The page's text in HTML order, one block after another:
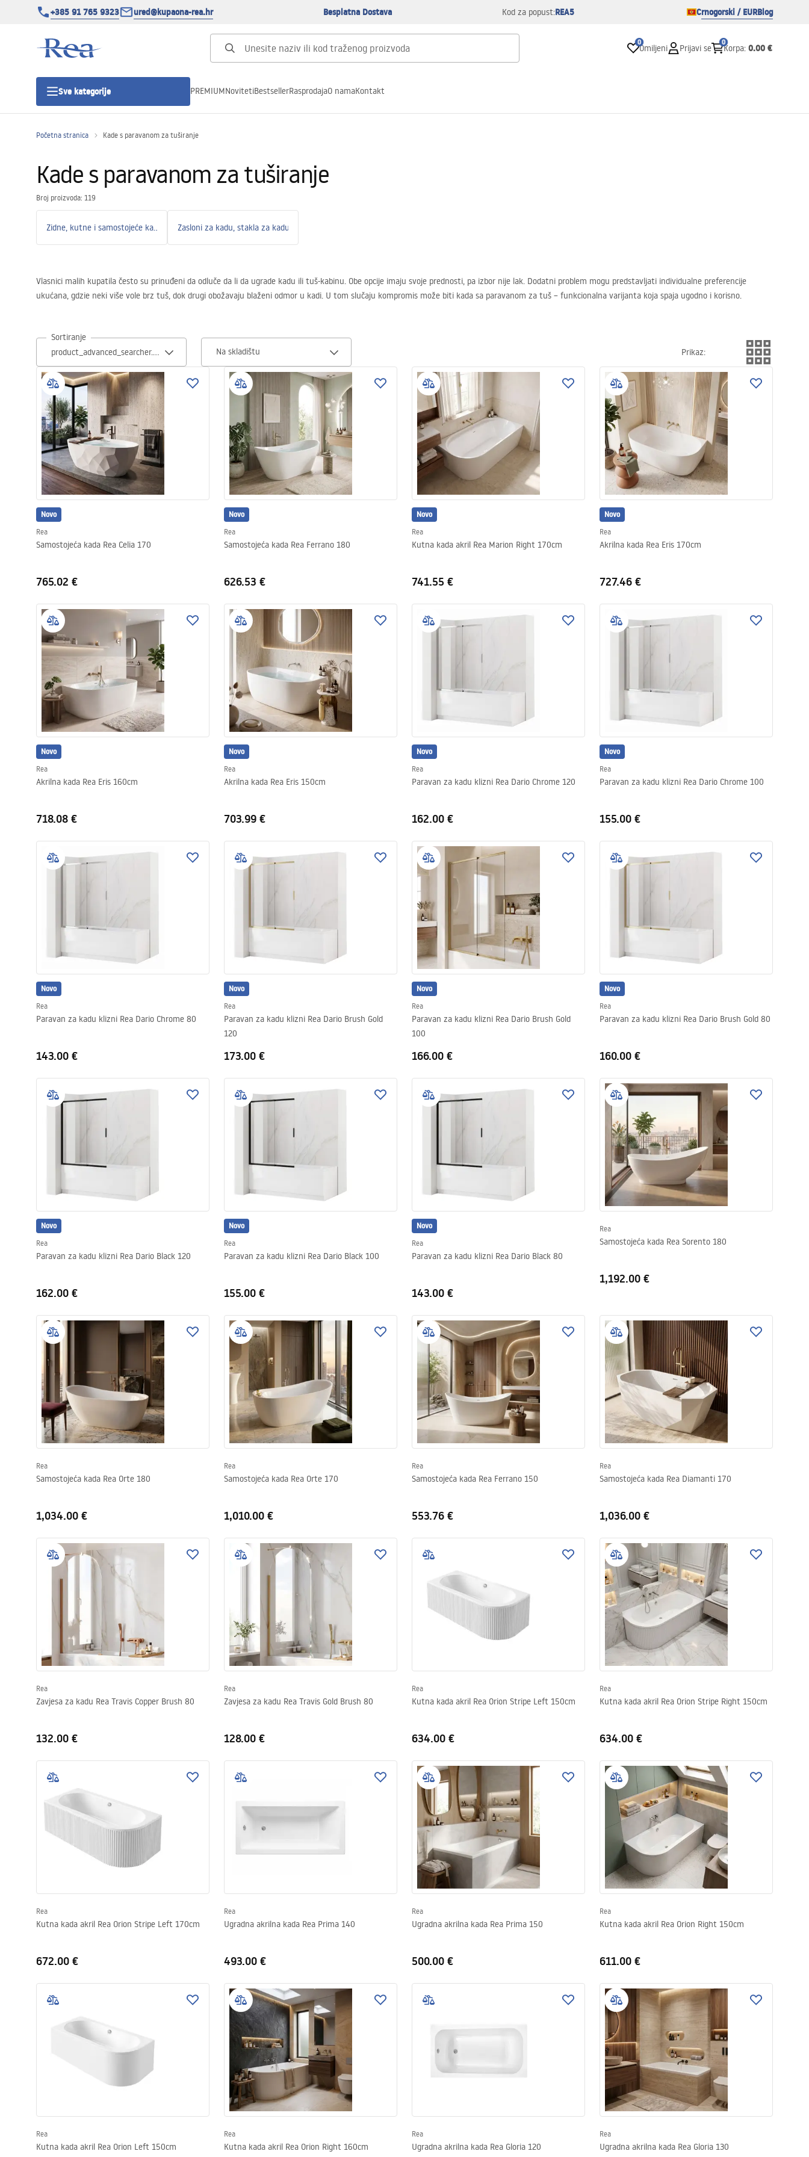
+385 91 765 9323 ured@kupaona-rea.hr Besplatna Dostava Kod za popust:REA5 Crnogorski / EURBlog
0
Omiljeni Prijavi se
0
Korpa: 0.00 €
Sve kategorije
Tuš vrata
Zahodi, toaleti
Kade i paravani
Miješalice, pipe, slavine
Tuševi
Kitchen
Kupaonski pribor
PREMIUMNovitetiBestsellerRasprodajaO namaKontakt
Početna stranica Kade s paravanom za tuširanje
Kade s paravanom za tuširanje
Broj proizvoda: 119
Zidne, kutne i samostojeće kade Zasloni za kadu, stakla za kadu
Vlasnici malih kupatila često su prinuđeni da odluče da li da ugrade kadu ili tuš-kabinu. Obe opcije imaju svoje prednosti, pa izbor nije lak. Dodatni problem mogu predstavljati individualne preferencije
ukućana, gdzie neki više vole brz tuš, dok drugi obožavaju blaženi odmor u kadi. U tom slučaju kompromis može biti kada sa paravanom za tuš – funkcionalna varijanta koja spaja ugodno i korisno.
Sortiranje
Na skladištu
Prikaz:
Novo
Rea
Samostojeća kada Rea Celia 170
765.02 €
Novo
Rea
Samostojeća kada Rea Ferrano 180
626.53 €
Novo
Rea
Kutna kada akril Rea Marion Right 170cm
741.55 €
Novo
Rea
Akrilna kada Rea Eris 170cm
727.46 €
Novo
Rea
Akrilna kada Rea Eris 160cm
718.08 €
Novo
Rea
Akrilna kada Rea Eris 150cm
703.99 €
Novo
Rea
Paravan za kadu klizni Rea Dario Chrome 120
162.00 €
Novo
Rea
Paravan za kadu klizni Rea Dario Chrome 100
155.00 €
Novo
Rea
Paravan za kadu klizni Rea Dario Chrome 80
143.00 €
Novo
Rea
Paravan za kadu klizni Rea Dario Brush Gold
120
173.00 €
Novo
Rea
Paravan za kadu klizni Rea Dario Brush Gold
100
166.00 €
Novo
Rea
Paravan za kadu klizni Rea Dario Brush Gold 80
160.00 €
Novo
Rea
Paravan za kadu klizni Rea Dario Black 120
162.00 €
Novo
Rea
Paravan za kadu klizni Rea Dario Black 100
155.00 €
Novo
Rea
Paravan za kadu klizni Rea Dario Black 80
143.00 €
Rea
Samostojeća kada Rea Sorento 180
1,192.00 €
Rea
Samostojeća kada Rea Orte 180
1,034.00 €
Rea
Samostojeća kada Rea Orte 170
1,010.00 €
Rea
Samostojeća kada Rea Ferrano 150
553.76 €
Rea
Samostojeća kada Rea Diamanti 170
1,036.00 €
Rea
Zavjesa za kadu Rea Travis Copper Brush 80
132.00 €
Rea
Zavjesa za kadu Rea Travis Gold Brush 80
128.00 €
Rea
Kutna kada akril Rea Orion Stripe Left 150cm
634.00 €
Rea
Kutna kada akril Rea Orion Stripe Right 150cm
634.00 €
Rea
Kutna kada akril Rea Orion Stripe Left 170cm
672.00 €
Rea
Ugradna akrilna kada Rea Prima 140
493.00 €
Rea
Ugradna akrilna kada Rea Prima 150
500.00 €
Rea
Kutna kada akril Rea Orion Right 150cm
611.00 €
Rea
Kutna kada akril Rea Orion Left 150cm
Rea
Kutna kada akril Rea Orion Right 160cm
Rea
Ugradna akrilna kada Rea Gloria 120
Rea
Ugradna akrilna kada Rea Gloria 130